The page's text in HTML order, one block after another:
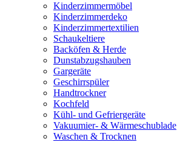
Kinderzimmermöbel
Kinderzimmerdeko
Kinderzimmertextilien
Schaukeltiere
Backöfen & Herde
Dunstabzugshauben
Gargeräte
Geschirrspüler
Handtrockner
Kochfeld
Kühl- und Gefriergeräte
Vakuumier- & Wärmeschublade
Waschen & Trocknen